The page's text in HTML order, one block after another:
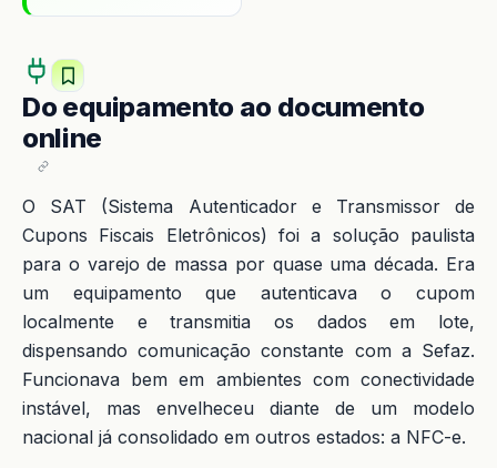
Do equipamento ao documento
online
O SAT (Sistema Autenticador e Transmissor de
Cupons Fiscais Eletrônicos) foi a solução paulista
para o varejo de massa por quase uma década. Era
um equipamento que autenticava o cupom
localmente e transmitia os dados em lote,
dispensando comunicação constante com a Sefaz.
Funcionava bem em ambientes com conectividade
instável, mas envelheceu diante de um modelo
nacional já consolidado em outros estados: a NFC-e.